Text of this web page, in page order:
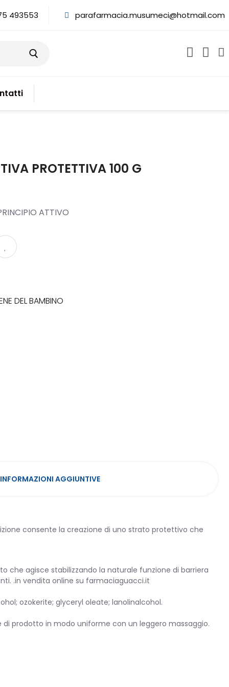
493553 parafarmacia.musumeci@hotmail.com
PROTETTIVA 100 G
ATTIVO
DEL BAMBINO
INFORMAZIONI AGGIUNTIVE
consente la creazione di uno strato protettivo che
che agisce stabilizzando la naturale funzione di barriera
.in vendita online su farmaciaguacci.it
ozokerite; glyceryl oleate; lanolinalcohol.
prodotto in modo uniforme con un leggero massaggio.